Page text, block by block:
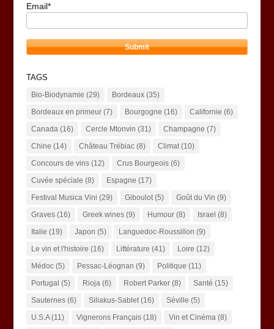
Email*
TAGS
Bio-Biodynamie (29) Bordeaux(35)
Bordeaux en primeur(7) Bourgogne (16) Californie (6)
Canada (16) Cercle Mtonvin (31) Champagne (7)
Chine (14) Château Trébiac(8) Climat(10)
Concours de vins(12) Crus Bourgeois(6)
Cuvée spéciale (8) Espagne (17)
Festival Musica Vini (29) Giboulot(5) Goût du Vin (9)
Graves(16) Greek wines(9) Humour(8) Israel (8)
Italie (19) Japon (5) Languedoc-Roussillon (9)
Le vin et l'histoire (16) Littérature (41) Loire (12)
Médoc(5) Pessac-Léognan (9) Politique (11)
Portugal (5) Rioja (6) Robert Parker(8) Santé (15)
Sauternes(6) Siliakus-Sablet(16) Séville (5)
U.S.A(11) Vignerons Français(18) Vin et Cinéma (8)